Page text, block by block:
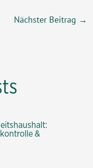
Nächster Beitrag →
&